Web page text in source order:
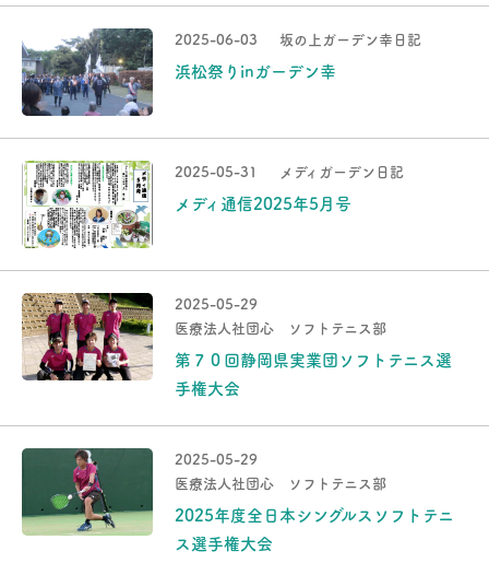
2025-06-03 坂の上ガーデン幸日記
浜松祭りinガーデン幸
2025-05-31 メディガーデン日記
メディ通信2025年5月号
2025-05-29
医療法人社団心 ソフトテニス部
第７０回静岡県実業団ソフトテニス選
手権大会
2025-05-29
医療法人社団心 ソフトテニス部
2025年度全日本シングルスソフトテニ
ス選手権大会